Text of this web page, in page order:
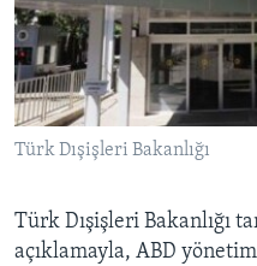
HAYATTAN
SANAT
BIZI TAKIP EDIN
Diller
Türk Dışişleri Bakanlığı
Türk Dışişleri Bakanlığı
açıklamayla, ABD